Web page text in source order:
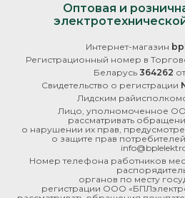
Оптовая и
Интернет-магазин
Регистрационный номер в
Беларусь 364262
Свидетельство о регистрации
Лидским
Лицо, уполномоченное
рассматривать
о нарушении их прав,
о защите прав потребителей
Номер телефона работников
органов по месту
регистрации ООО